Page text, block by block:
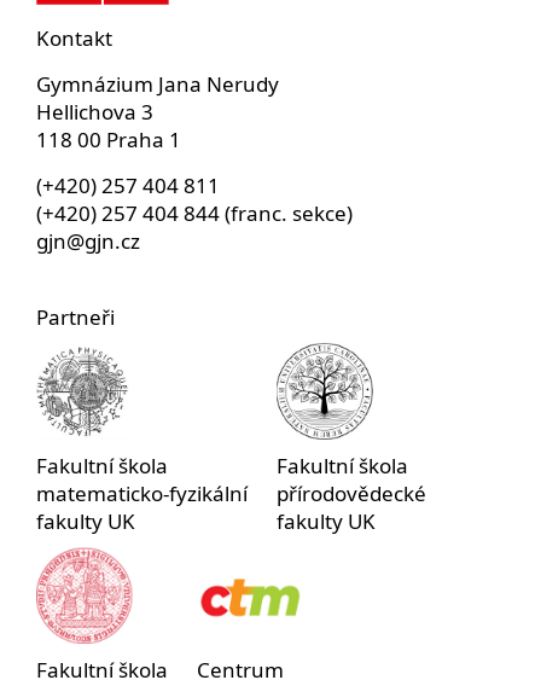
Kontakt
Gymnázium Jana Nerudy
Hellichova 3
118 00 Praha 1
(+420) 257 404 811
(+420) 257 404 844 (franc. sekce)
gjn@gjn.cz
Partneři
Fakultní škola
matematicko-fyzikální
fakulty UK
Fakultní škola
přírodovědecké
fakulty UK
Fakultní škola Centrum